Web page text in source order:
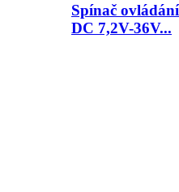
Spínač
DC 7,2V-36V...